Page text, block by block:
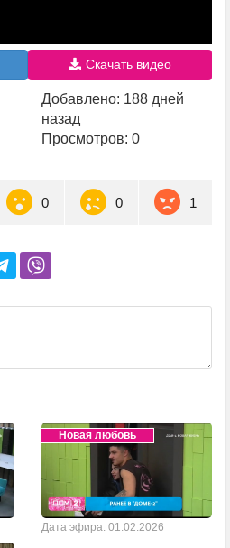
Скачать видео
Добавлено: 188 дней
назад
Просмотров: 0
0 0 1
Новая любовь
Дата эфира: 01.02.2026